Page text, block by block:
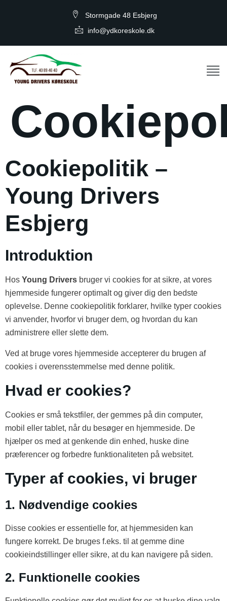
Stormgade 48 Esbjerg
info@ydkoreskole.dk
Cookiepolitik –
Young Drivers
Esbjerg
Introduktion
Hos Young Drivers bruger vi cookies for at sikre, at vores
hjemmeside fungerer optimalt og giver dig den bedste
oplevelse. Denne cookiepolitik forklarer, hvilke typer cookies
vi anvender, hvorfor vi bruger dem, og hvordan du kan
administrere eller slette dem.
Ved at bruge vores hjemmeside accepterer du brugen af
cookies i overensstemmelse med denne politik.
Hvad er cookies?
Cookies er små tekstfiler, der gemmes på din computer,
mobil eller tablet, når du besøger en hjemmeside. De
hjælper os med at genkende din enhed, huske dine
præferencer og forbedre funktionaliteten på websitet.
Typer af cookies, vi bruger
1. Nødvendige cookies
Disse cookies er essentielle for, at hjemmesiden kan
fungere korrekt. De bruges f.eks. til at gemme dine
cookieindstillinger eller sikre, at du kan navigere på siden.
2. Funktionelle cookies